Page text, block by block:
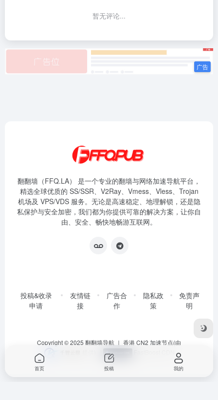
暂无评论...
翻翻墙（FFQ.LA） 是一个专业的翻墙与网络加速导航平台，
精选全球优质的 SS/SSR、V2Ray、Vmess、Vless、Trojan
机场及 VPS/VDS 服务。无论是高速稳定、地理解锁，还是隐
私保护与安全加密，我们都为你提供可靠的解决方案，让你自
由、安全、畅快地畅游互联网。
投稿&收录
申请
友情链
接
广告合
作
隐私政
策
免责声
明
Copyright © 2025 翻翻墙导航 ｜ 香港 CN2 加速节点(由
首页 投稿 我的